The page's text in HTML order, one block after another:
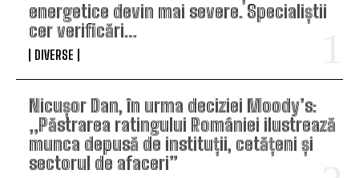
energetice devin mai severe. Specialiștii
cer verificări…
DIVERSE
Nicușor Dan, în urma deciziei Moody’s:
„Păstrarea ratingului României ilustrează
munca depusă de instituții, cetățeni și
sectorul de afaceri”